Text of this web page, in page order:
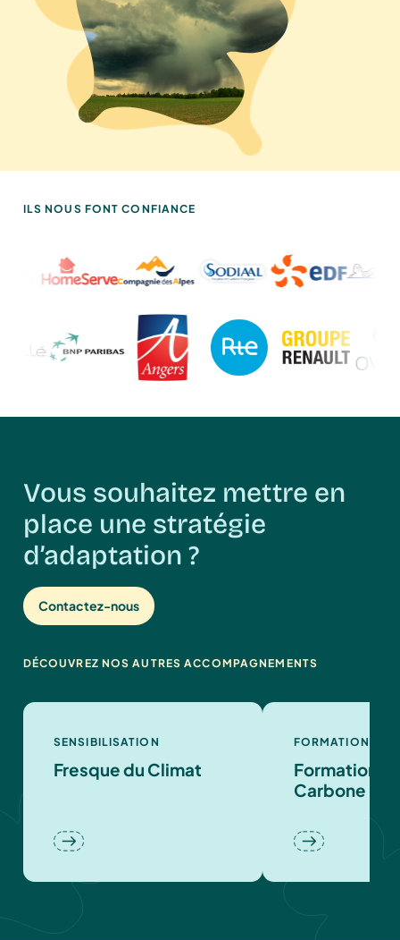
ILS NOUS FONT CONFIANCE
Vous souhaitez mettre en
place une stratégie
d’adaptation ?
Contactez-nous
DÉCOUVREZ NOS AUTRES ACCOMPAGNEMENTS
SENSIBILISATION
Fresque du Climat
FORMATION
Formation
Carbone